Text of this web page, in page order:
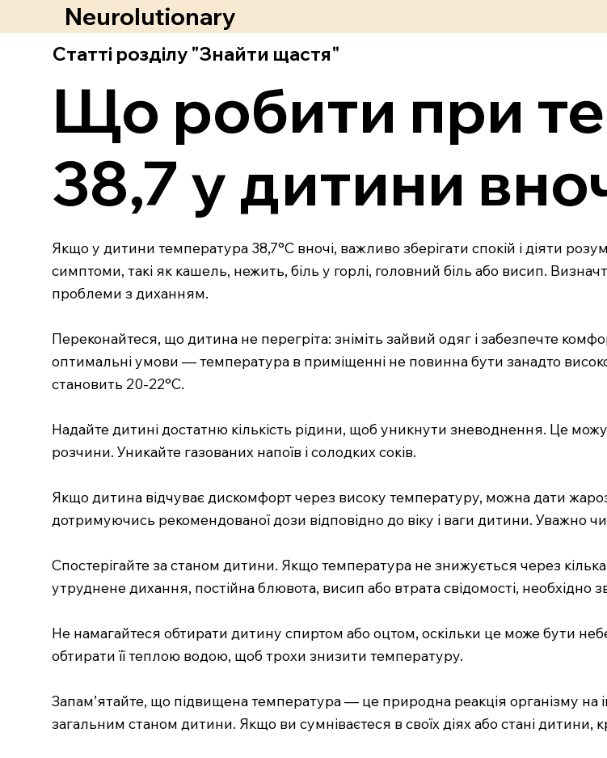
Neurolutionary
Статті розділу "Знайти щастя"
Що робити при
38,7 у дитини
Якщо у дитини температура 38,7°C вночі, важливо зберігати спокій і діяти
симптоми, такі як кашель, нежить, біль у горлі, головний біль або висип.
проблеми з диханням.
Переконайтеся, що дитина не перегріта: зніміть зайвий одяг і забезпечте
оптимальні умови — температура в приміщенні не повинна бути занадто
становить 20-22°C.
Надайте дитині достатню кількість рідини, щоб уникнути зневоднення. Це
розчини. Уникайте газованих напоїв і солодких соків.
Якщо дитина відчуває дискомфорт через високу температуру, можна дати
дотримуючись рекомендованої дози відповідно до віку і ваги дитини. Уважно
Спостерігайте за станом дитини. Якщо температура не знижується через
утруднене дихання, постійна блювота, висип або втрата свідомості,
Не намагайтеся обтирати дитину спиртом або оцтом, оскільки це може бути
обтирати її теплою водою, щоб трохи знизити температуру.
Запам’ятайте, що підвищена температура — це природна реакція організму на
загальним станом дитини. Якщо ви сумніваєтеся в своїх діях або стані дитини,